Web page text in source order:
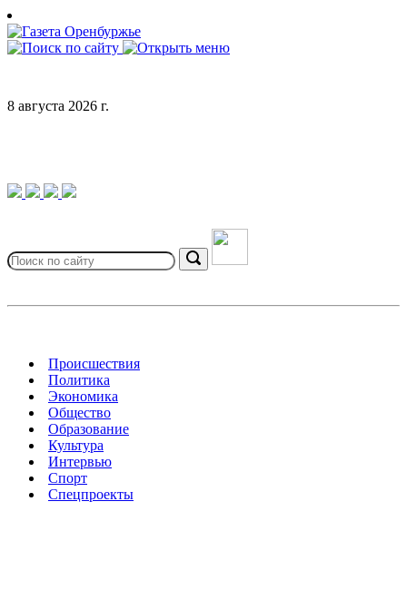
Skip
to
content
8 августа 2026 г.
for:
Search
Происшествия
Политика
Экономика
Общество
Образование
Культура
Интервью
Спорт
Спецпроекты